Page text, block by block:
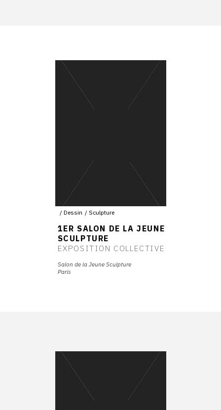
Dessin Sculpture
1ER SALON DE LA JEUNE
SCULPTURE
EXPOSITION COLLECTIVE
Salon de la Jeune Sculpture
Paris